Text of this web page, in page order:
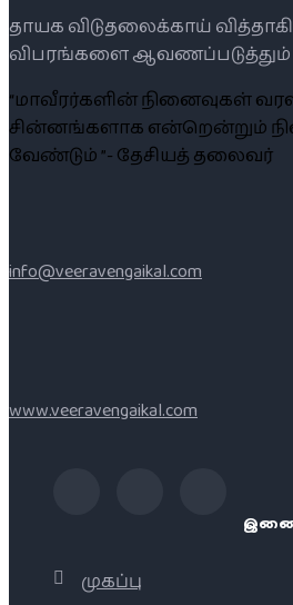
தாயக விடுதலைக்காய்
விபரங்களை ஆவணப்படுத்தும்
“மாவீரர்களின் நினைவுகள்
சின்னங்களாக என்றென்றும்
வேண்டும் ”- தேசியத் தலைவர்
info@veeravengaikal.com
www.veeravengaikal.com
முகப்பு